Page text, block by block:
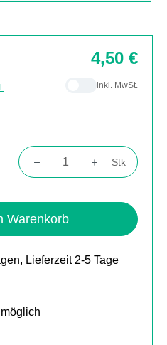
4,50 €
inkl. MwSt.
den gewünschten
Stk
Warenkorb
Lieferzeit 2-5 Tage